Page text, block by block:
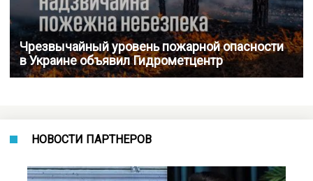
Чрезвычайный уровень пожарной опасности
в Украине объявил Гидрометцентр
НОВОСТИ ПАРТНЕРОВ